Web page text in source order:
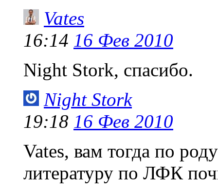
Vates
16:14 16 Фев 2010
Night Stork, спасибо.
Night Stork
19:18 16 Фев 2010
Vates, вам тогда по
литературу по ЛФК